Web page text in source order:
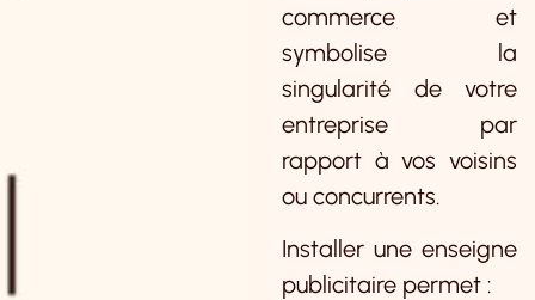
commerce et
symbolise la
singularité de votre
entreprise par
rapport à vos voisins
ou concurrents.
Installer une enseigne
publicitaire permet :